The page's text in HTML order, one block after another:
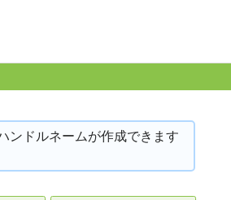
ンドルネームが作成できます